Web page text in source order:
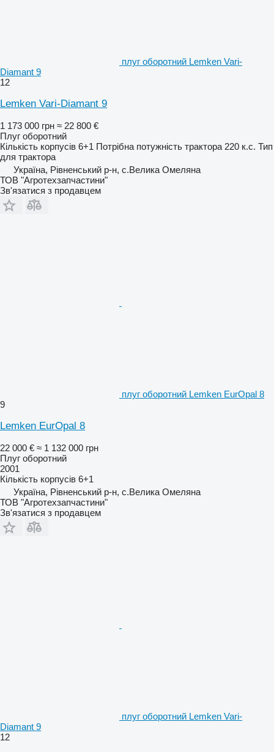
плуг оборотний Lemken Vari-
Diamant 9
12
Lemken Vari-Diamant 9
1 173 000 грн ≈ 22 800 €
Плуг оборотний
Кількість корпусів 6+1 Потрібна потужність трактора 220 к.с. Тип
для трактора
Україна, Рівненський р-н, с.Велика Омеляна
ТОВ "Агротехзапчастини"
Зв'язатися з продавцем
плуг оборотний Lemken EurOpal 8
9
Lemken EurOpal 8
22 000 € ≈ 1 132 000 грн
Плуг оборотний
2001
Кількість корпусів 6+1
Україна, Рівненський р-н, с.Велика Омеляна
ТОВ "Агротехзапчастини"
Зв'язатися з продавцем
плуг оборотний Lemken Vari-
Diamant 9
12